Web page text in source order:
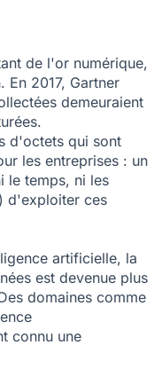
conversationnelle
Intelligence : quelle
de l'or numérique,
En 2017, Gartner
demeuraient
d'octets qui sont
les entreprises : un
le temps, ni les
d'exploiter ces
artificielle, la
est devenue plus
domaines comme
connu une